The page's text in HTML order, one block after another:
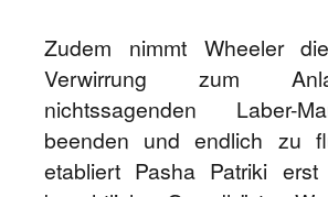
Zudem nimmt Wheeler
Verwirrung zum
nichtssagenden Laber-
beenden und endlich zu
etabliert Pasha Patriki